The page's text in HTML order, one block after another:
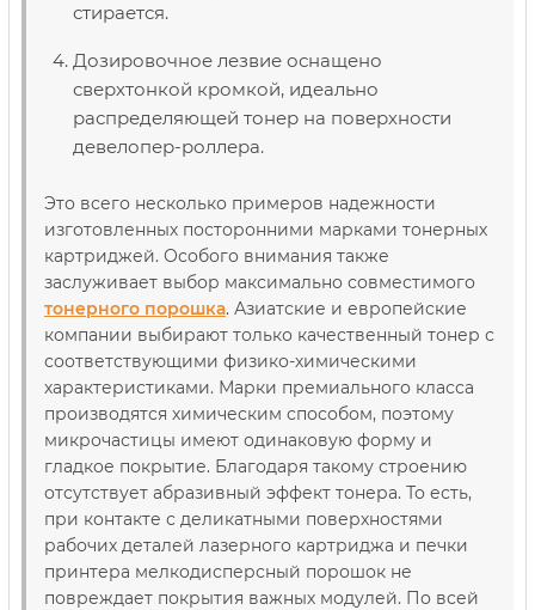
стирается.
Дозировочное лезвие оснащено
сверхтонкой кромкой, идеально
распределяющей тонер на поверхности
девелопер-роллера.
Это всего несколько примеров надежности
изготовленных посторонними марками тонерных
картриджей. Особого внимания также
заслуживает выбор максимально совместимого
тонерного порошка. Азиатские и европейские
компании выбирают только качественный тонер с
соответствующими физико-химическими
характеристиками. Марки премиального класса
производятся химическим способом, поэтому
микрочастицы имеют одинаковую форму и
гладкое покрытие. Благодаря такому строению
отсутствует абразивный эффект тонера. То есть,
при контакте с деликатными поверхностями
рабочих деталей лазерного картриджа и печки
принтера мелкодисперсный порошок не
повреждает покрытия важных модулей. По всей